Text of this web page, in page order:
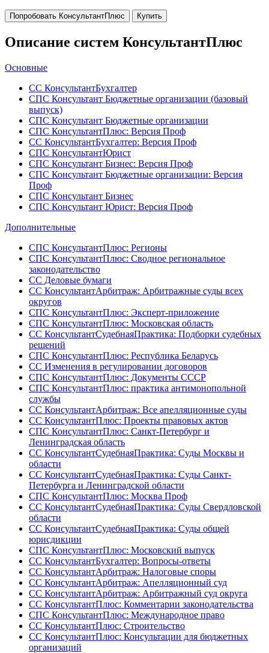
Попробовать КонсультантПлюс Купить
Описание систем КонсультантПлюс
Основные
СС КонсультантБухгалтер
СПС Консультант Бюджетные организации (базовый
выпуск)
СПС Консультант Бюджетные организации
СПС КонсультантПлюс: Версия Проф
СС КонсультантБухгалтер: Версия Проф
СПС КонсультантЮрист
СПС Консультант Бизнес: Версия Проф
СПС Консультант Бюджетные организации: Версия
Проф
СПС Консультант Бизнес
СПС Консультант Юрист: Версия Проф
Дополнительные
СПС КонсультантПлюс: Регионы
СПС КонсультантПлюс: Сводное региональное
законодательство
СС Деловые бумаги
СС КонсультантАрбитраж: Арбитражные суды всех
округов
СПС КонсультантПлюс: Эксперт-приложение
СПС КонсультантПлюс: Московская область
СС КонсультантСудебнаяПрактика: Подборки судебных
решений
СПС КонсультантПлюс: Республика Беларусь
СС Изменения в регулировании договоров
СПС КонсультантПлюс: Документы СССР
СПС КонсультантПлюс: практика антимонопольной
службы
СС КонсультантАрбитраж: Все апелляционные суды
СС КонсультантПлюс: Проекты правовых актов
СПС КонсультантПлюс: Санкт-Петербург и
Ленинградская область
СС КонсультантСудебнаяПрактика: Суды Москвы и
области
СС КонсультантСудебнаяПрактика: Суды Санкт-
Петербурга и Ленинградской области
СПС КонсультантПлюс: Москва Проф
СС КонсультантСудебнаяПрактика: Суды Свердловской
области
СС КонсультантСудебнаяПрактика: Суды общей
юрисдикции
СПС КонсультантПлюс: Московский выпуск
СС КонсультантБухгалтер: Вопросы-ответы
СС КонсультантАрбитраж: Налоговые споры
СС КонсультантАрбитраж: Апелляционный суд
СС КонсультантАрбитраж: Арбитражный суд округа
СС КонсультантПлюс: Комментарии законодательства
СПС КонсультантПлюс: Международное право
СС КонсультантПлюс: Строительство
СС КонсультантПлюс: Консультации для бюджетных
организаций